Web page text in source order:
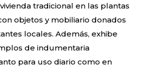
tradicional en las plantas
objetos y mobiliario donados
locales. Además, exhibe
de indumentaria
para uso diario como en